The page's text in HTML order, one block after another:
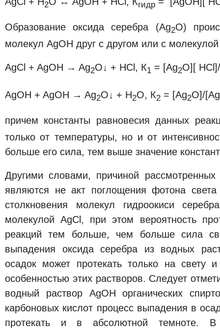
2 гидр
Образование оксида серебра (Ag2O)
молекул AgOH друг с другом или с
AgCl + AgOH → Ag2O↓ + НСl, К1 = [Ag2O][
AgOH + AgOH → Ag2O↓ + Н2О, К2 = [Ag2O]/
причем константы равновесия данных
только от температуры, но и от
больше его сила, тем выше значение
Другими словами, причиной рассмотренных
являются не акт поглощения фотона
столкновения молекул гидроокиси
молекулой AgCl, при этом вероятность
реакций тем больше, чем больше сила
выпадения оксида серебра из водных
осадок может протекать только на свету и
особенностью этих растворов. Следует
водный раствор AgOH органических
карбоновых кислот процесс выпадения в
протекать и в абсолютной темноте. В